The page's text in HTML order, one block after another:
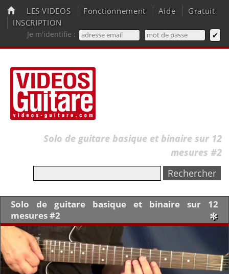
LES VIDEOS Fonctionnement Aide
Gratuit
INSCRIPTION
Je m'identifie :
Solo de guitare basique et binaire sur 12
mesures #2
Solo de guitare basique et binaire sur 12
mesures #2
✼